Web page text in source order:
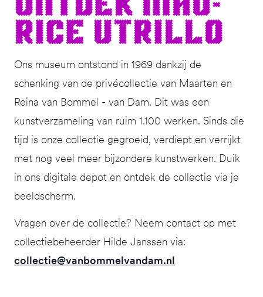
rice Utrillo
Ons museum ontstond in 1969 dankzij de
schenking van de privécollectie van Maarten en
Reina van Bommel - van Dam. Dit was een
kunstverzameling van ruim 1.100 werken. Sinds die
tijd is onze collectie gegroeid, verdiept en verrijkt
met nog veel meer bijzondere kunstwerken. Duik
in ons digitale depot en ontdek de collectie via je
beeldscherm.
Vragen over de collectie? Neem contact op met
collectiebeheerder Hilde Janssen via:
collectie@vanbommelvandam.nl